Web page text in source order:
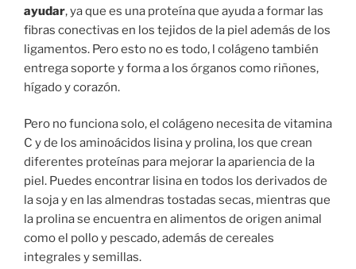
ayudar, ya que es una proteína que ayuda a formar las
fibras conectivas en los tejidos de la piel además de los
ligamentos. Pero esto no es todo, l colágeno también
entrega soporte y forma a los órganos como riñones,
hígado y corazón.
Pero no funciona solo, el colágeno necesita de vitamina
C y de los aminoácidos lisina y prolina, los que crean
diferentes proteínas para mejorar la apariencia de la
piel. Puedes encontrar lisina en todos los derivados de
la soja y en las almendras tostadas secas, mientras que
la prolina se encuentra en alimentos de origen animal
como el pollo y pescado, además de cereales
integrales y semillas.